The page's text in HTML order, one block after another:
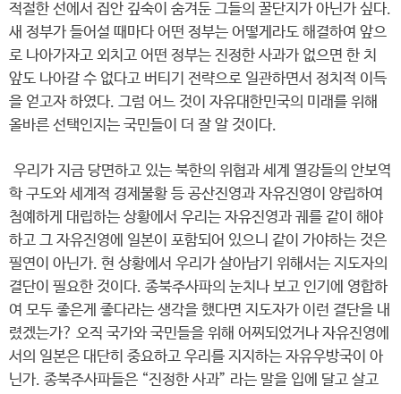
적절한 선에서 집안 깊숙이 숨겨둔 그들의 꿀단지가 아닌가 싶다.
새 정부가 들어설 때마다 어떤 정부는 어떻게라도 해결하여 앞으
로 나아가자고 외치고 어떤 정부는 진정한 사과가 없으면 한 치
앞도 나아갈 수 없다고 버티기 전략으로 일관하면서 정치적 이득
을 얻고자 하였다. 그럼 어느 것이 자유대한민국의 미래를 위해
올바른 선택인지는 국민들이 더 잘 알 것이다.
우리가 지금 당면하고 있는 북한의 위협과 세계 열강들의 안보역
학 구도와 세계적 경제불황 등 공산진영과 자유진영이 양립하여
첨예하게 대립하는 상황에서 우리는 자유진영과 궤를 같이 해야
하고 그 자유진영에 일본이 포함되어 있으니 같이 가야하는 것은
필연이 아닌가. 현 상황에서 우리가 살아남기 위해서는 지도자의
결단이 필요한 것이다. 종북주사파의 눈치나 보고 인기에 영합하
여 모두 좋은게 좋다라는 생각을 했다면 지도자가 이런 결단을 내
렸겠는가? 오직 국가와 국민들을 위해 어찌되었거나 자유진영에
서의 일본은 대단히 중요하고 우리를 지지하는 자유우방국이 아
닌가. 종북주사파들은 “진정한 사과” 라는 말을 입에 달고 살고